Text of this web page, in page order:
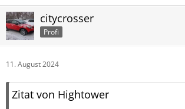
citycrosser
Profi
11. August 2024
Zitat von Hightower